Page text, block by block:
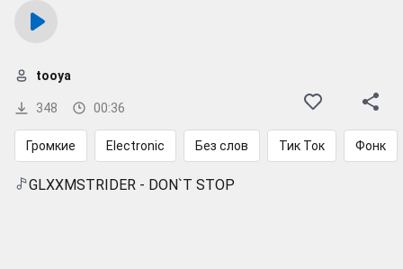
348 00:36
tooya
Громкие Electronic Без слов Тик Ток Фонк
GLXXMSTRIDER - DON`T STOP